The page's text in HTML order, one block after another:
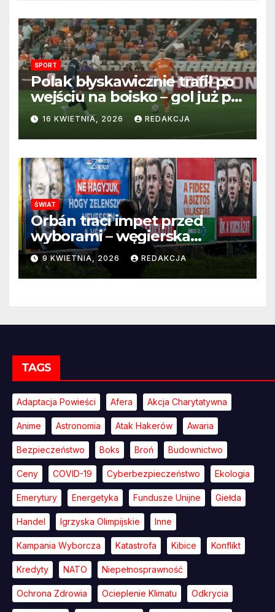
SPORT
Polak błyskawicznie trafił po
wejściu na boisko – gol już po
22 sekundach!
16 KWIETNIA, 2026 REDAKCJA
ŚWIAT
Orbán traci impet przed
wyborami – węgierska
propaganda przestaje
przekonywać
9 KWIETNIA, 2026 REDAKCJA
TAGS
Adaptacja Powieści Afera Akcja Charytatywna
Anime Astronomia Atak Hakerów Awaria
Bezpieczeństwo Boks Broń Budownictwo
Ceny COVID-19 Cyberbezpieczeństwo Ekologia
Emerytury Energetyka Fundusze Unijne Giełda
Handel Igrzyska Olimpijskie Inne
Kampania Wyborcza Katastrofa Kibice Konflikt
Kredyty NATO Niepełnosprawność
Ochrona Zdrowia Ocieplenie Klimatu Odkrycia